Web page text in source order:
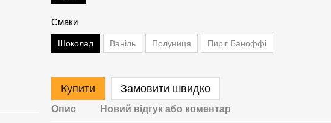
Смаки
Шоколад Ваніль Полуниця Пиріг Баноффі
Купити Замовити швидко
Опис Новий відгук або коментар